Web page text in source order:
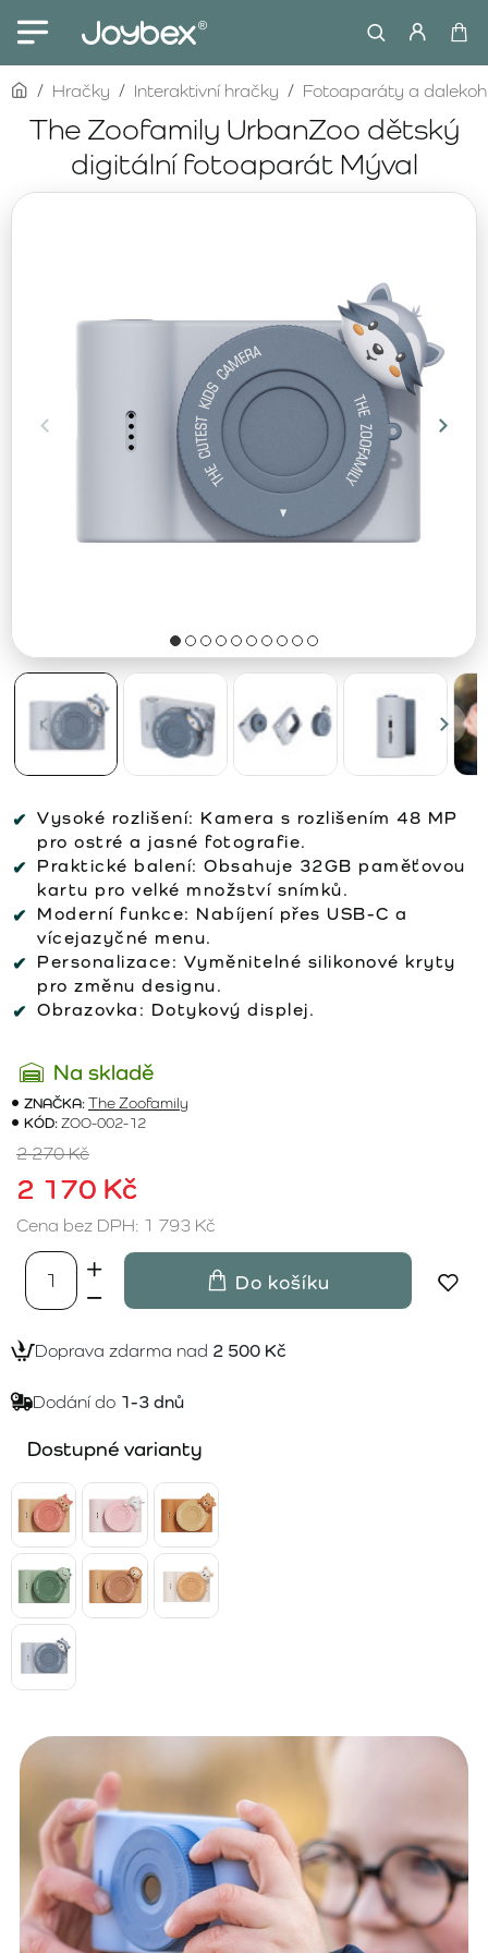
The Zoofamily UrbanZoo dětský
digitální fotoaparát Mýval
homeHračky Interaktivní hračky Fotoaparáty a
Vysoké rozlišení: Kamera s rozlišením 48 MP
pro ostré a jasné fotografie.
Praktické balení: Obsahuje 32GB paměťovou
kartu pro velké množství snímků.
Moderní funkce: Nabíjení přes USB-C a
vícejazyčné menu.
Personalizace: Vyměnitelné silikonové kryty
pro změnu designu.
Obrazovka: Dotykový displej.
Na skladě
ZNAČKA:The Zoofamily
KÓD:ZOO-002-12
2 170 Kč
2 270 Kč
Cena bez DPH: 1 793 Kč
Do košíku
Doprava zdarma nad 2 500 Kč
Dodání do 1-3 dnů
Dostupné varianty